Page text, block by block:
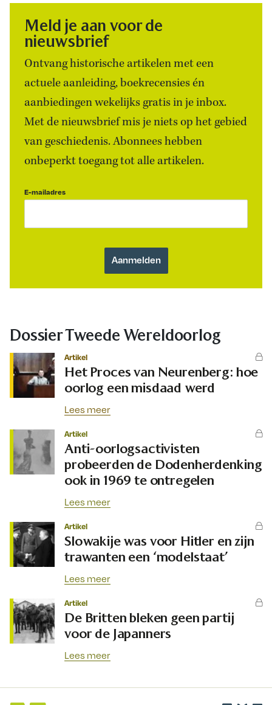
Meld je aan voor de
nieuwsbrief
Ontvang historische artikelen met een
actuele aanleiding, boekrecensies én
aanbiedingen wekelijks gratis in je inbox.
Met de nieuwsbrief mis je niets op het gebied
van geschiedenis. Abonnees hebben
onbeperkt toegang tot alle artikelen.
E-mailadres
Dossier Tweede Wereldoorlog
Artikel
Het Proces van Neurenberg: hoe
oorlog een misdaad werd
Lees meer
Artikel
Anti-oorlogsactivisten
probeerden de Dodenherdenking
ook in 1969 te ontregelen
Lees meer
Artikel
Slowakije was voor Hitler en zijn
trawanten een ‘modelstaat’
Lees meer
Artikel
De Britten bleken geen partij
voor de Japanners
Lees meer